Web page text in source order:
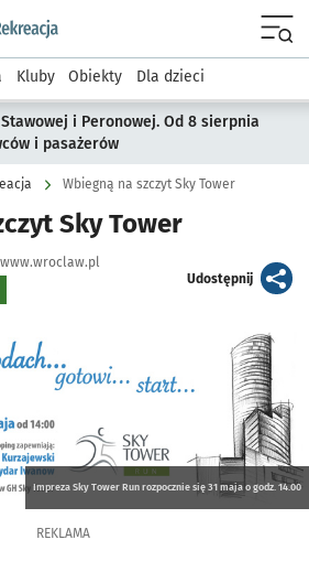
podserwis: Sport i rekreacja
Kluby Obiekty Dla dzieci
i Peronowej. Od 8 sierpnia
i pasażerów
Wbiegną na szczyt Sky Tower
Sky Tower
www.wroclaw.pl
Udostępnijartykuł
Impreza Sky Tower Run rozpocznie się 31 maja o godz. 14.00
REKLAMA